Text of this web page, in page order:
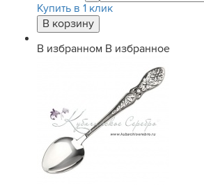
Купить в 1 клик
В избранном В избранное